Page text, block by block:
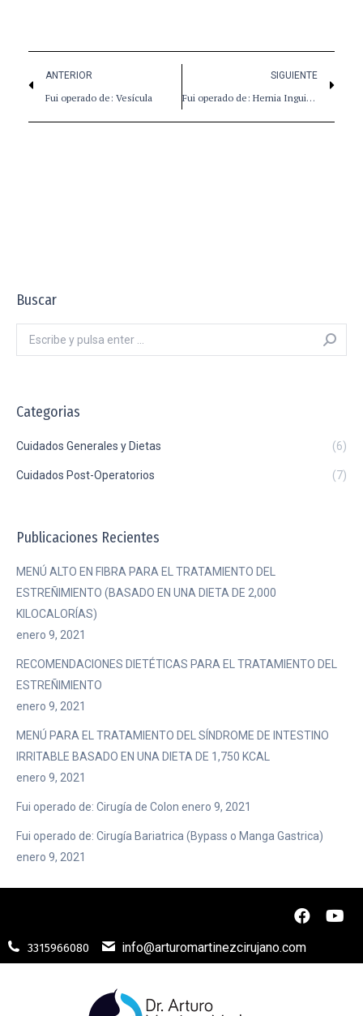
ANTERIOR
Fui operado de: Vesícula
SIGUIENTE
Fui operado de: Hernia Inguinal
Buscar
Categorias
Cuidados Generales y Dietas (6)
Cuidados Post-Operatorios (7)
Publicaciones Recientes
MENÚ ALTO EN FIBRA PARA EL TRATAMIENTO DEL
ESTREÑIMIENTO (BASADO EN UNA DIETA DE 2,000
KILOCALORÍAS)
enero 9, 2021
RECOMENDACIONES DIETÉTICAS PARA EL TRATAMIENTO DEL
ESTREÑIMIENTO
enero 9, 2021
MENÚ PARA EL TRATAMIENTO DEL SÍNDROME DE INTESTINO
IRRITABLE BASADO EN UNA DIETA DE 1,750 KCAL
enero 9, 2021
Fui operado de: Cirugía de Colon enero 9, 2021
Fui operado de: Cirugía Bariatrica (Bypass o Manga Gastrica)
enero 9, 2021
3315966080 info@arturomartinezcirujano.com